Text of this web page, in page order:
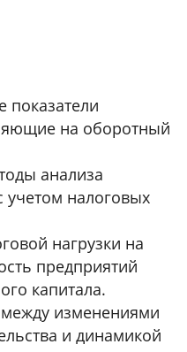
показатели
на оборотный
анализа
учетом налоговых
нагрузки на
предприятий
капитала.
изменениями
и динамикой